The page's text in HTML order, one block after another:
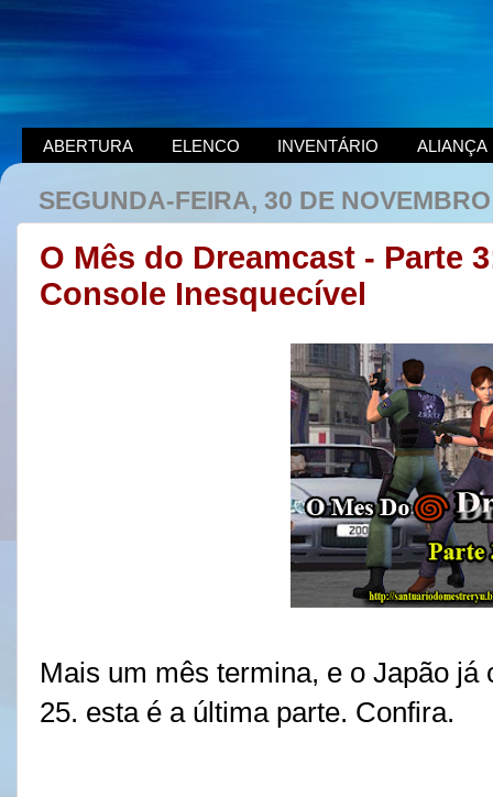
ABERTURA ELENCO INVENTÁRIO ALIANÇA
SEGUNDA-FEIRA, 30 DE
O Mês do Dreamcast - Parte
Console Inesquecível
Mais um mês termina, e o Japão já
25. esta é a última parte. Confira.